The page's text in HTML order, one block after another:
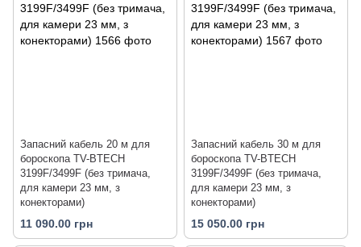
Запасний кабель 20 м для
бороскопа TV-BTECH
3199F/3499F (без тримача,
для камери 23 мм, з
конекторами)
11 090.00 грн
Запасний кабель 30 м для
бороскопа TV-BTECH
3199F/3499F (без тримача,
для камери 23 мм, з
конекторами)
15 050.00 грн